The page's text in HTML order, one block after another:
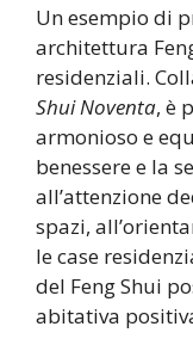
Un esempio di
architettura
residenziali.
Shui Noventa, è
armonioso e
benessere e la
all’attenzione
spazi,
le case
del Feng Shui
abitativa